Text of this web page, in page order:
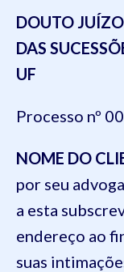
DOUTO
DAS
UF
Processo nº
NOME DO
por seu
a esta
endereço ao
suas